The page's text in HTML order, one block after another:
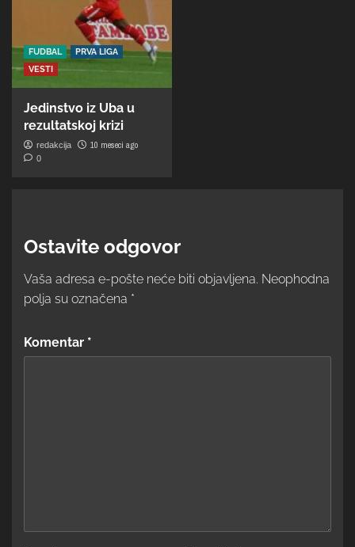
FUDBAL
PRVA LIGA
VESTI
Jedinstvo iz Uba u
rezultatskoj krizi
redakcija 10 meseci ago
0
Ostavite odgovor
Vaša adresa e-pošte neće biti objavljena. Neophodna
polja su označena *
Komentar *